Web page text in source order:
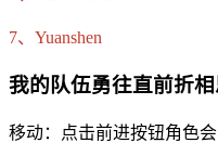
7、Yuanshen
我的队伍勇往直前折
移动：点击前进按钮角色